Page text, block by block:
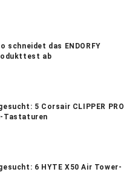
schneidet das ENDORFY
ab
5 Corsair CLIPPER PRO
Tastaturen
6 HYTE X50 Air Tower-